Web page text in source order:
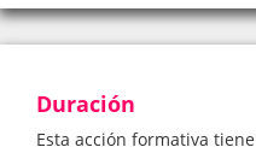
Duración
Esta acción formativa